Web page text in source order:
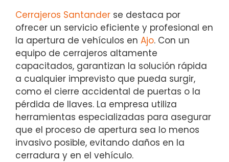
Cerrajeros Santander se destaca por
ofrecer un servicio eficiente y profesional en
la apertura de vehículos en Ajo. Con un
equipo de cerrajeros altamente
capacitados, garantizan la solución rápida
a cualquier imprevisto que pueda surgir,
como el cierre accidental de puertas o la
pérdida de llaves. La empresa utiliza
herramientas especializadas para asegurar
que el proceso de apertura sea lo menos
invasivo posible, evitando daños en la
cerradura y en el vehículo.